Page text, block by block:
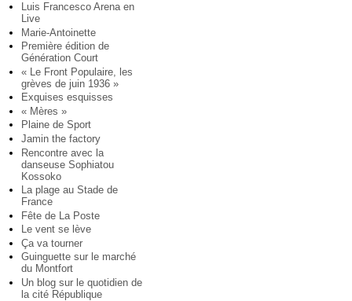
Luis Francesco Arena en
Live
Marie-Antoinette
Première édition de
Génération Court
« Le Front Populaire, les
grèves de juin 1936 »
Exquises esquisses
« Mères »
Plaine de Sport
Jamin the factory
Rencontre avec la
danseuse Sophiatou
Kossoko
La plage au Stade de
France
Fête de La Poste
Le vent se lève
Ça va tourner
Guinguette sur le marché
du Montfort
Un blog sur le quotidien de
la cité République